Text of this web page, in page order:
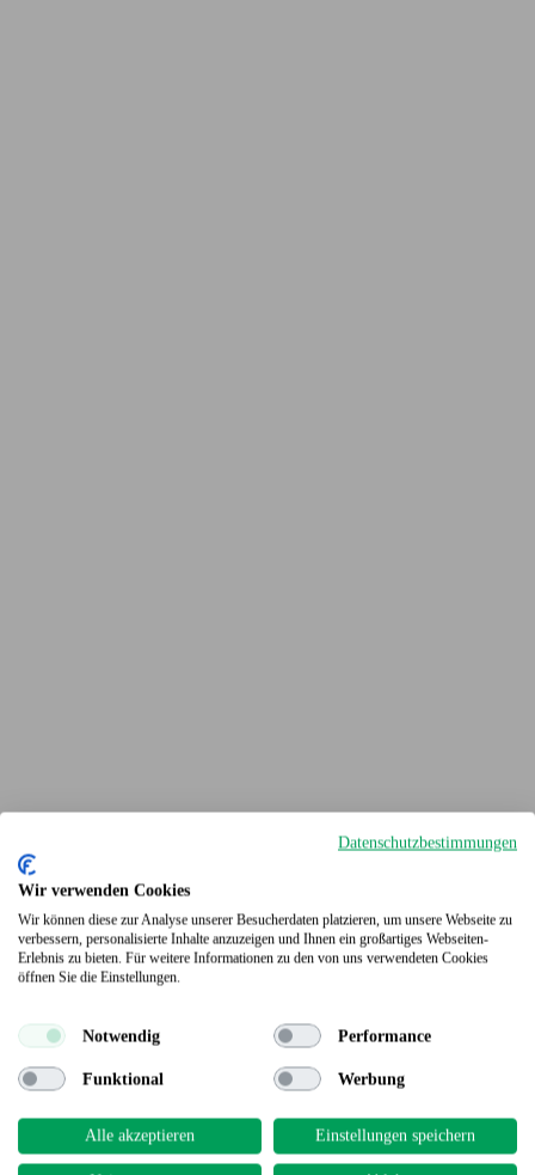
Terrassendielen
Datenschutzbestimmungen
Wir verwenden Cookies
Wir können diese zur Analyse unserer Besucherdaten platzieren, um unsere Webseite zu
verbessern, personalisierte Inhalte anzuzeigen und Ihnen ein großartiges Webseiten-
Erlebnis zu bieten. Für weitere Informationen zu den von uns verwendeten Cookies
öffnen Sie die Einstellungen.
Notwendig Performance
Funktional Werbung
Alle akzeptieren Einstellungen speichern